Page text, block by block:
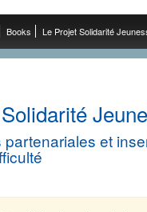
Books Le Projet Solidarité
et